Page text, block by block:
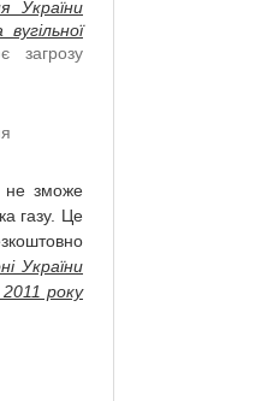
України
загрозу
не зможе
газу. Це
України
року